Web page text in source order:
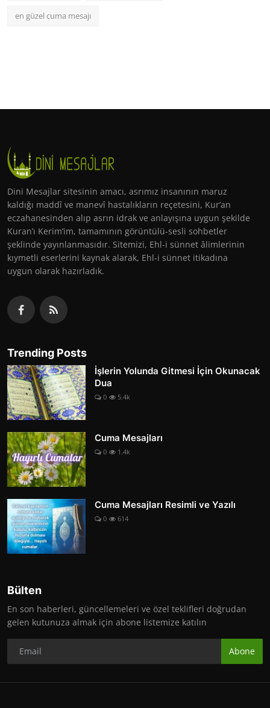
en güzel cuma mesajı
Dini Mesajlar sitesinin amacı, asrımız insanının maruz
kaldığı maddî ve manevî hastalıkların reçetesini, Kur’an
eczahanesinden alıp asrın idrak ve anlayışına uygun şekilde
Kuran’ı Kerim’im, tamamının görüntülü-sesli sohbetler
şeklinde yayınlanmasıdır. Sitemizi, Ehl-i sünnet âlimlerinin
kıymetli eserlerini kaynak alarak, Ehl-i sünnet itikadına
uygun olarak hazırladık.
Trending Posts
İşlerin Yolunda Gitmesi İçin Okunacak
Dua
0 5.4k
Cuma Mesajları
0 1.4k
Cuma Mesajları Resimli ve Yazılı
0 614
Bülten
En son haberleri, güncellemeleri ve özel teklifleri doğrudan
gelen kutunuza almak için abone listemize katılın
Abone